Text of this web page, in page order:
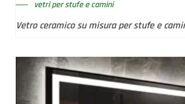
vetri per stufe e camini
Vetro ceramico su misura per stufe e